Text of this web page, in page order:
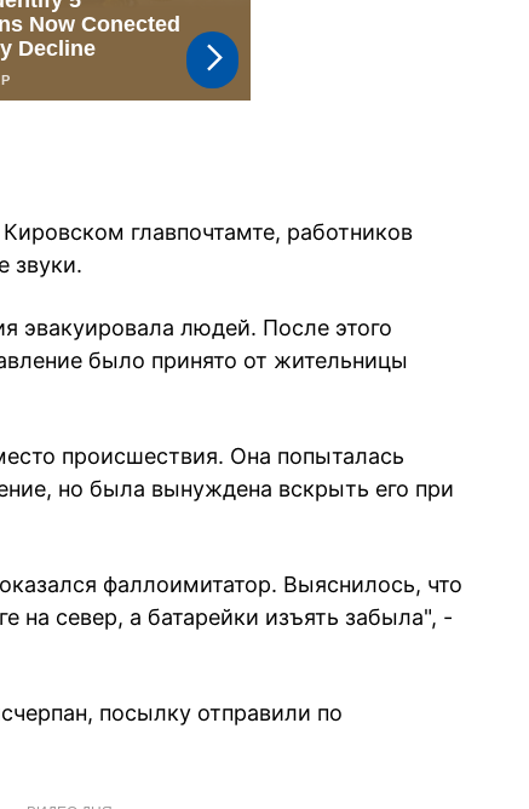
главпочтамте, работников
звуки.
эвакуировала людей. После этого
было принято от жительницы
происшествия. Она попыталась
но была вынуждена вскрыть его при
фаллоимитатор. Выяснилось, что
на север, а батарейки изъять забыла", -
посылку отправили по